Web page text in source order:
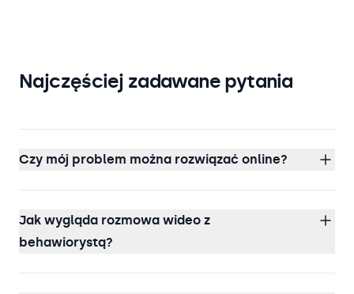
Najczęściej zadawane pytania
Czy mój problem można rozwiązać online?
Jak wygląda rozmowa wideo z
behawiorystą?